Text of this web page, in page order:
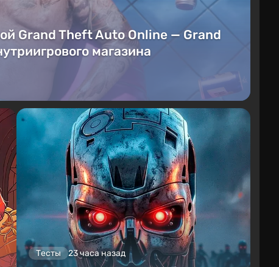
Grand Theft Auto Online — Grand
магазина
Тесты 23 часа назад